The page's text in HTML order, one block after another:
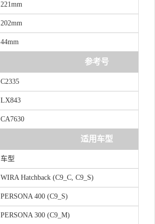
221mm
202mm
44mm
参考号
C2335
LX843
CA7630
适用车型
车型
WIRA Hatchback (C9_C, C9_S)
PERSONA 400 (C9_S)
PERSONA 300 (C9_M)